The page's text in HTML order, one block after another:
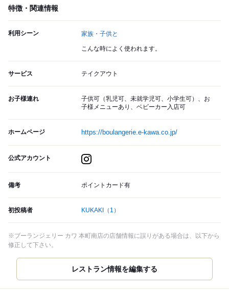
特徴・関連情報
利用シーン 家族・子供と
こんな時によく使われます。
サービス テイクアウト
お子様連れ
子供可（乳児可、未就学児可、小学生可）、お
子様メニューあり、ベビーカー入店可
ホームページ https://boulangerie.e-kawa.co.jp/
公式アカウント
備考 ポイントカード有
初投稿者 KUKAKI （1）
※ブーランジェリー カワ 本町南店の店舗情報に誤りがある場合は、以下から
修正して下さい。
レストラン情報を編集する